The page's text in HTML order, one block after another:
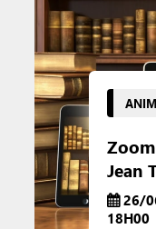
Jean
26/
18H00